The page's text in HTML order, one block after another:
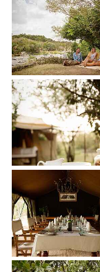
Show larger version
Show larger version
Show larger version